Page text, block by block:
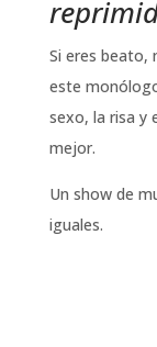
Si eres beato,
este
sexo, la risa y
mejor.
Un show de
iguales.